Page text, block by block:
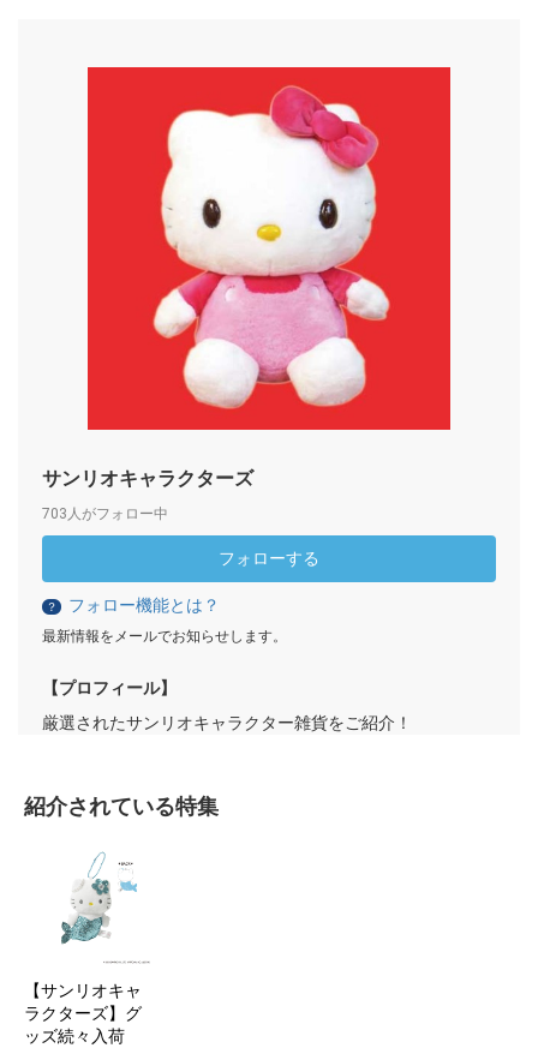
サンリオキャラクターズ
703人がフォロー中
フォローする
？ フォロー機能とは？
最新情報をメールでお知らせします。
【プロフィール】
厳選されたサンリオキャラクター雑貨をご紹介！
紹介されている特集
【サンリオキャ
ラクターズ】グ
ッズ続々入荷